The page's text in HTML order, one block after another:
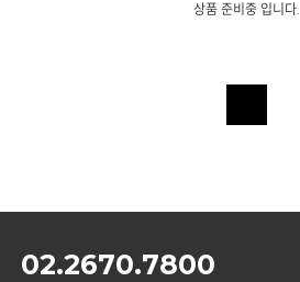
상품 준비중 입니다.
02.2670.7800